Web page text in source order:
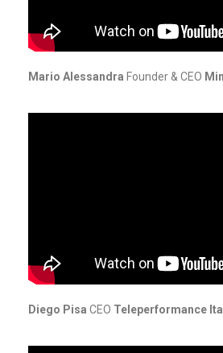
Mario Alessandra Founder & CEO
Diego Pisa CEO Teleperformance